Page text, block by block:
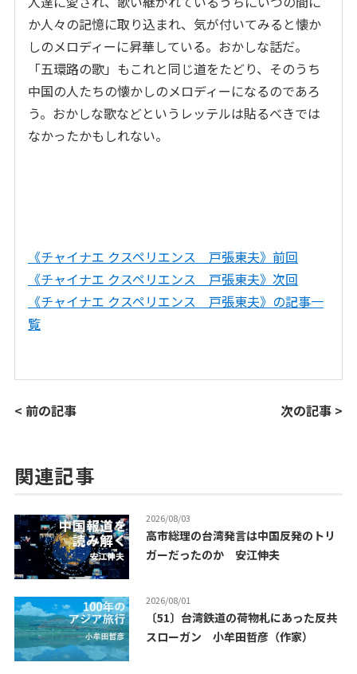
か人々の記憶に取り込まれ、気が付いてみると懐か
しのメロディーに昇華している。おかしな話だ。
「五環路の歌」もこれと同じ道をたどり、そのうち
中国の人たちの懐かしのメロディーになるのであろ
う。おかしな歌などというレッテルは貼るべきでは
なかったかもしれない。
《チャイナエ クスペリエンス 戸張東夫》前回
《チャイナエ クスペリエンス 戸張東夫》次回
《チャイナエ クスペリエンス 戸張東夫》の記事一
覧
< 前の記事 次の記事 >
関連記事
2026/08/03
高市総理の台湾発言は中国反発のトリ
ガーだったのか 安江伸夫
2026/08/01
〔51〕台湾鉄道の荷物札にあった反共
スローガン 小牟田哲彦（作家）